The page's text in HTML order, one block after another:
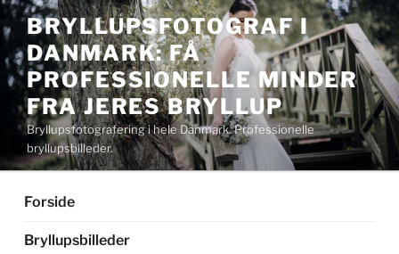
Videre
til
indhold
BRYLLUPSFOTOGRAF I
DANMARK: FÅ
PROFESSIONELLE MINDER
FRA JERES BRYLLUP
Bryllupsfotografering i hele Danmark. Professionelle
bryllupsbilleder.
Forside
Bryllupsbilleder